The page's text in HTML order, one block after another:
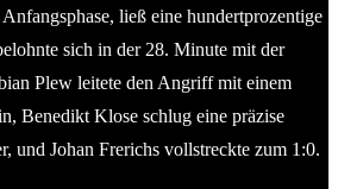
ließ eine hundertprozentige
sich in der 28. Minute mit der
Plew leitete den Angriff mit einem
Benedikt Klose schlug eine präzise
und Johan Frerichs vollstreckte zum 1:0.